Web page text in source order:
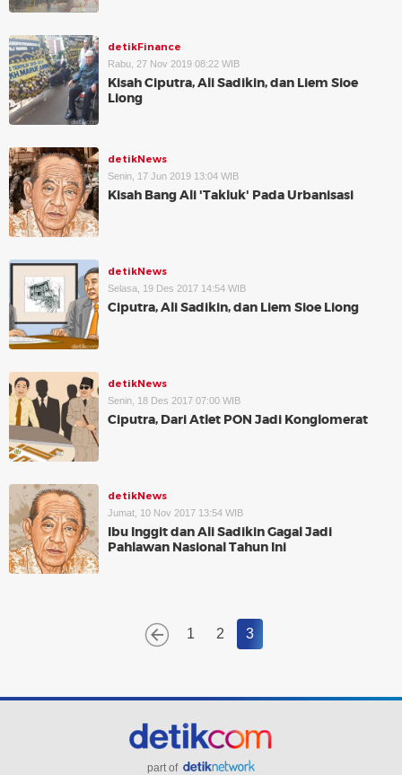
detikFinance
Rabu, 27 Nov 2019 08:22 WIB
Kisah Ciputra, Ali Sadikin, dan Liem Sioe
Liong
detikNews
Senin, 17 Jun 2019 13:04 WIB
Kisah Bang Ali 'Takluk' Pada Urbanisasi
detikNews
Selasa, 19 Des 2017 14:54 WIB
Ciputra, Ali Sadikin, dan Liem Sioe Liong
detikNews
Senin, 18 Des 2017 07:00 WIB
Ciputra, Dari Atlet PON Jadi Konglomerat
detikNews
Jumat, 10 Nov 2017 13:54 WIB
Ibu Inggit dan Ali Sadikin Gagal Jadi
Pahlawan Nasional Tahun Ini
1 2 3
part of